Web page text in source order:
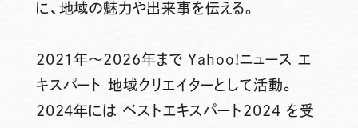
に、地域の魅力や出来事を伝える。
2021年～2026年まで Yahoo!ニュース エ
キスパート 地域クリエイターとして活動。
2024年には ベストエキスパート2024 を受